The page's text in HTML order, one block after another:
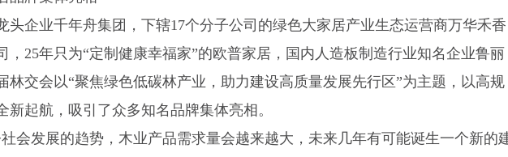
头企业千年舟集团，下辖17个分子公司的绿色大家居产业生态运营商万华禾香
，25年只为“定制健康幸福家”的欧普家居，国内人造板制造行业知名企业鲁丽
交会以“聚焦绿色低碳林产业，助力建设高质量发展先行区”为主题，以高规
新起航，吸引了众多知名品牌集体亮相。
会发展的趋势，木业产品需求量会越来越大，未来几年有可能诞生一个新的